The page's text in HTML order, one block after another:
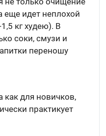
еще идет неплохой
кг худею). В
соки, смузи и
переношу
для новичков,
практикует